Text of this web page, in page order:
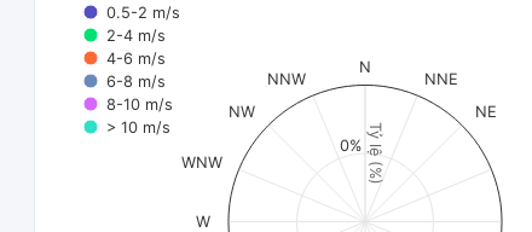
Tỷ lệ (%)
0.5-2 m/s
2-4 m/s
4-6 m/s
6-8 m/s
8-10 m/s
> 10 m/s
N
NNE
NE
W
WNW
NW
NNW
0%